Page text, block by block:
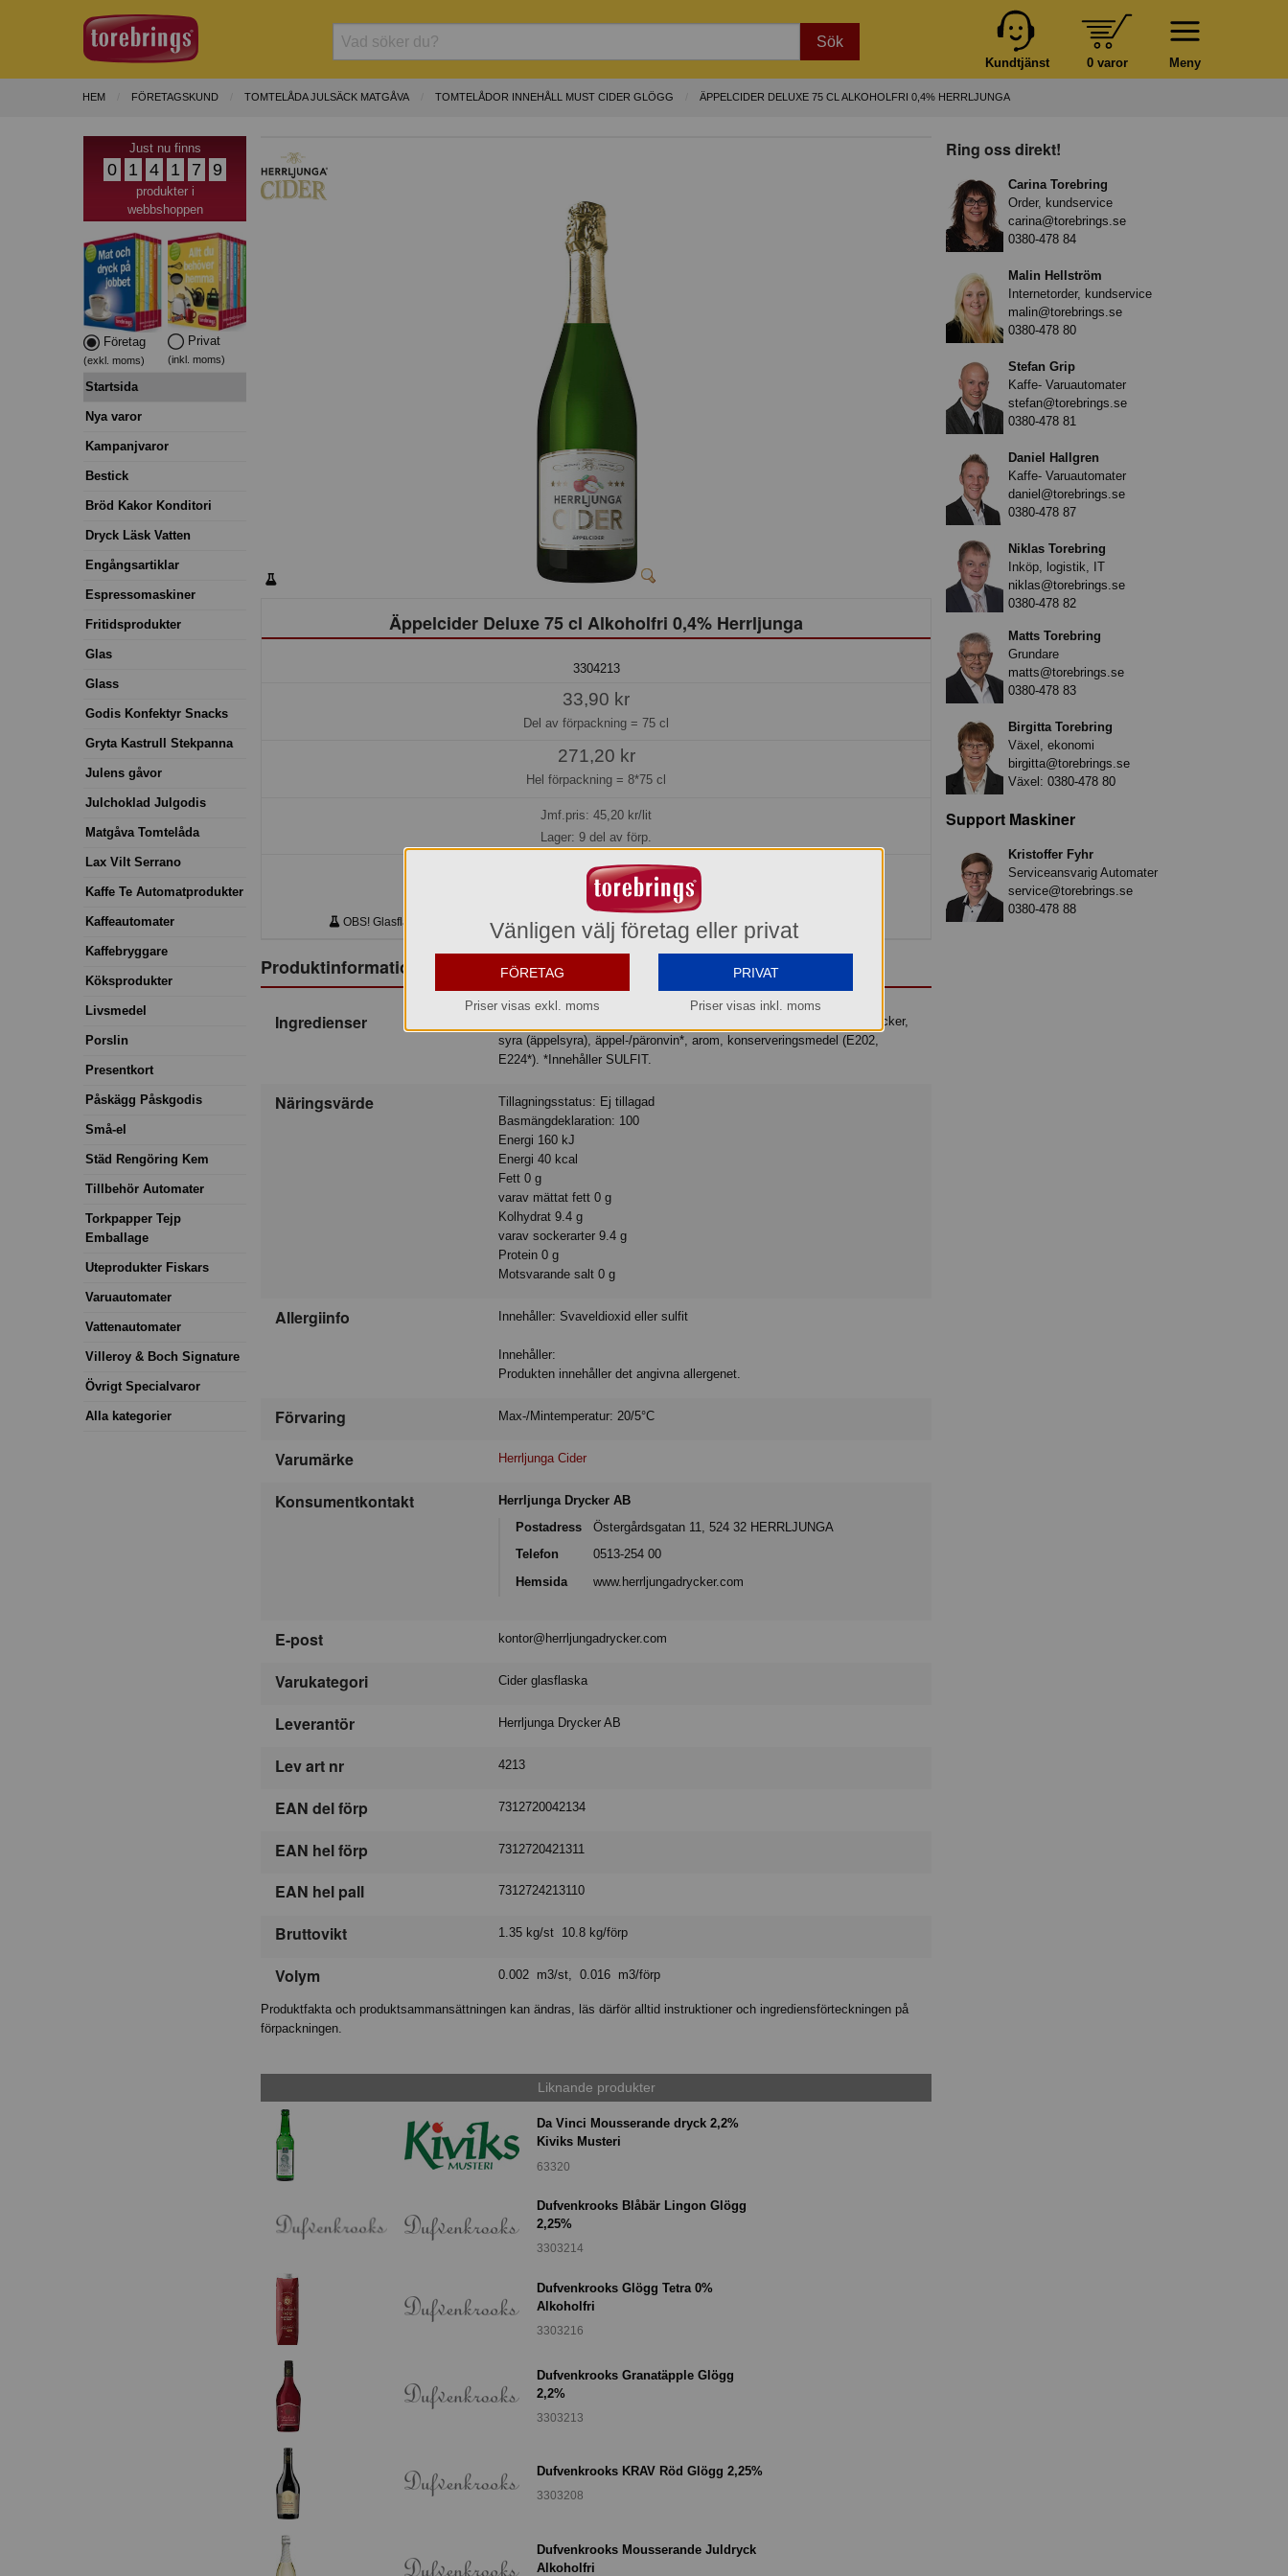
Sök
Meny
0 varor
Kundtjänst
HEM FÖRETAGSKUND TOMTELÅDA JULSÄCK MATGÅVA TOMTELÅDOR INNEHÅLL MUST CIDER GLÖGG ÄPPELCIDER DELUXE 75 CL ALKOHOLFRI 0,4% HERRLJUNGA
Just nu finns
0 1 4 1 7 9
produkter i
webbshoppen
Företag
(exkl. moms)
Privat
(inkl. moms)
Startsida
Nya varor
Kampanjvaror
Bestick
Bröd Kakor Konditori
Dryck Läsk Vatten
Engångsartiklar
Espressomaskiner
Fritidsprodukter
Glas
Glass
Godis Konfektyr Snacks
Gryta Kastrull Stekpanna
Julens gåvor
Julchoklad Julgodis
Matgåva Tomtelåda
Lax Vilt Serrano
Kaffe Te Automatprodukter
Kaffeautomater
Kaffebryggare
Köksprodukter
Livsmedel
Porslin
Presentkort
Påskägg Påskgodis
Små-el
Städ Rengöring Kem
Tillbehör Automater
Torkpapper Tejp
Emballage
Uteprodukter Fiskars
Varuautomater
Vattenautomater
Villeroy & Boch Signature
Övrigt Specialvaror
Alla kategorier
Äppelcider Deluxe 75 cl Alkoholfri 0,4% Herrljunga
3304213
33,90 kr
Del av förpackning = 75 cl
271,20 kr
Hel förpackning = 8*75 cl
Jmf.pris: 45,20 kr/lit
Lager: 9 del av förp.
Köp »
OBS! Glasflaskor. Levereras till företag men privatpersoner måste hämta själva vid vårt lager i Aneby.
Produktinformation
Ingredienser
syra (äppelsyra), äppel-/päronvin*, arom, konserveringsmedel (E202,
E224*). *Innehåller SULFIT.
Näringsvärde
Tillagningsstatus: Ej tillagad
Basmängdeklaration: 100
Energi 160 kJ
Energi 40 kcal
Fett 0 g
varav mättat fett 0 g
Kolhydrat 9.4 g
varav sockerarter 9.4 g
Protein 0 g
Motsvarande salt 0 g
Allergiinfo Innehåller: Svaveldioxid eller sulfit
Innehåller:
Produkten innehåller det angivna allergenet.
Förvaring Max-/Mintemperatur: 20/5°C
Varumärke Herrljunga Cider
Konsumentkontakt
Herrljunga Drycker AB
Postadress
Östergårdsgatan 11, 524 32 HERRLJUNGA
Telefon
0513-254 00
Hemsida
www.herrljungadrycker.com
E-post kontor@herrljungadrycker.com
Varukategori Cider glasflaska
Leverantör Herrljunga Drycker AB
Lev art nr 4213
EAN del förp 7312720042134
EAN hel förp 7312720421311
EAN hel pall 7312724213110
Bruttovikt 1.35 kg/st 10.8 kg/förp
Volym 0.002 m3/st, 0.016 m3/förp
Produktfakta och produktsammansättningen kan ändras, läs därför alltid instruktioner och ingrediensförteckningen på
förpackningen.
Liknande produkter
Da Vinci Mousserande dryck 2,2%
Kiviks Musteri
63320
Dufvenkrooks Blåbär Lingon Glögg
2,25%
3303214
Dufvenkrooks Glögg Tetra 0%
Alkoholfri
3303216
Dufvenkrooks Granatäpple Glögg
2,2%
3303213
Dufvenkrooks KRAV Röd Glögg 2,25%
3303208
Dufvenkrooks Mousserande Juldryck
Alkoholfri
Ring oss direkt!
Carina Torebring
Order, kundservice
carina@torebrings.se
0380-478 84
Malin Hellström
Internetorder, kundservice
malin@torebrings.se
0380-478 80
Stefan Grip
Kaffe- Varuautomater
stefan@torebrings.se
0380-478 81
Daniel Hallgren
Kaffe- Varuautomater
daniel@torebrings.se
0380-478 87
Niklas Torebring
Inköp, logistik, IT
niklas@torebrings.se
0380-478 82
Matts Torebring
Grundare
matts@torebrings.se
0380-478 83
Birgitta Torebring
Växel, ekonomi
birgitta@torebrings.se
Växel: 0380-478 80
Support Maskiner
Kristoffer Fyhr
Serviceansvarig Automater
service@torebrings.se
0380-478 88
Vänligen välj företag eller privat
FÖRETAG
Priser visas exkl. moms
PRIVAT
Priser visas inkl. moms